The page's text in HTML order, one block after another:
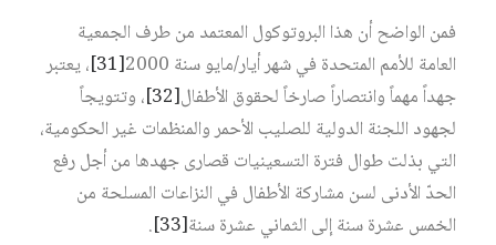
فمن الواضح أن هذا البروتوكول المعتمد من طرف الجمعية
العامة للأمم المتحدة في شهر أيار/مايو سنة 2000‏
[31]
، يعتبر
جهداً مهماً وانتصاراً صارخاً لحقوق الأطفال[32]
، وتتويجاً
لجهود اللجنة الدولية للصليب الأحمر والمنظمات غير الحكومية،
التي بذلت طوال فترة التسعينيات قصارى جهدها من أجل رفع
الحدّ الأدنى لسن مشاركة الأطفال في النزاعات المسلحة من
الخمس عشرة سنة إلى الثماني عشرة سنة[33]
.